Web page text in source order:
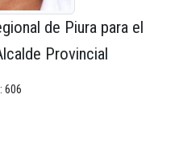
de Piura para el
Provincial
606